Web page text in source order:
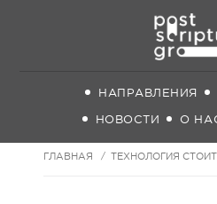
НАПРАВЛЕНИЯ
НОВОСТИ О
ГЛАВНАЯ ТЕХНОЛОГИЯ